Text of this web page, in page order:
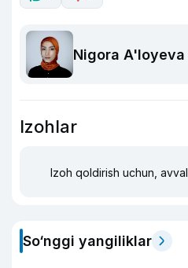
Nigora A'loyeva
Izohlar
Izoh qoldirish uchun, avval
So‘nggi yangiliklar